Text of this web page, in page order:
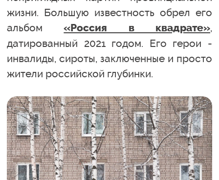
жизни. Большую известность обрел его
альбом«Россия в квадрате»,
датированный 2021 годом. Его герои -
инвалиды, сироты, заключенные и просто
жители российской глубинки.